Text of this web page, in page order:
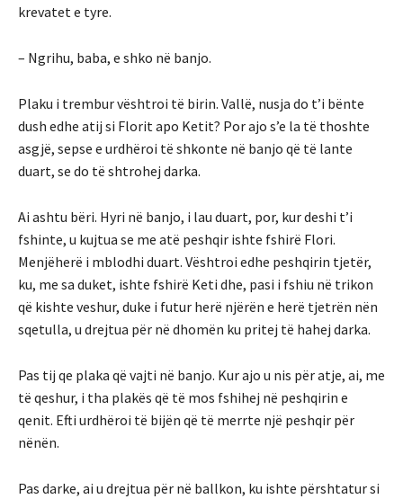
krevatet e tyre.
– Ngrihu, baba, e shko në banjo.
Plaku i trembur vështroi të birin. Vallë, nusja do t’i bënte
dush edhe atij si Florit apo Ketit? Por ajo s’e la të thoshte
asgjë, sepse e urdhëroi të shkonte në banjo që të lante
duart, se do të shtrohej darka.
Ai ashtu bëri. Hyri në banjo, i lau duart, por, kur deshi t’i
fshinte, u kujtua se me atë peshqir ishte fshirë Flori.
Menjëherë i mblodhi duart. Vështroi edhe peshqirin tjetër,
ku, me sa duket, ishte fshirë Keti dhe, pasi i fshiu në trikon
që kishte veshur, duke i futur herë njërën e herë tjetrën nën
sqetulla, u drejtua për në dhomën ku pritej të hahej darka.
Pas tij qe plaka që vajti në banjo. Kur ajo u nis për atje, ai, me
të qeshur, i tha plakës që të mos fshihej në peshqirin e
qenit. Efti urdhëroi të bijën që të merrte një peshqir për
nënën.
Pas darke, ai u drejtua për në ballkon, ku ishte përshtatur si